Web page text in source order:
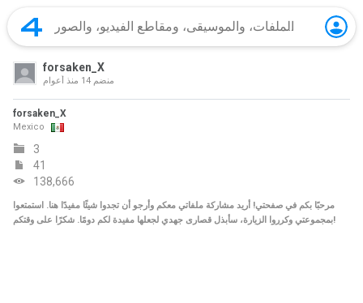
forsaken_X
منضم
forsaken_X
Mexico
3
41
138,666
مرحبًا بكم في صفحتي! أريد مشاركة ملفاتي معكم وأرجو أن تجدوا شيئًا مفيدًا هنا. استمتعوا
بمجموعتي وكرروا الزيارة، سأبذل قصارى جهدي لجعلها مفيدة لكم دومًا. شكرًا على وقتكم!